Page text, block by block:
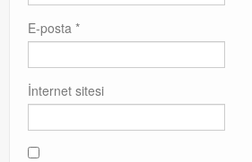
E-posta *
İnternet sitesi